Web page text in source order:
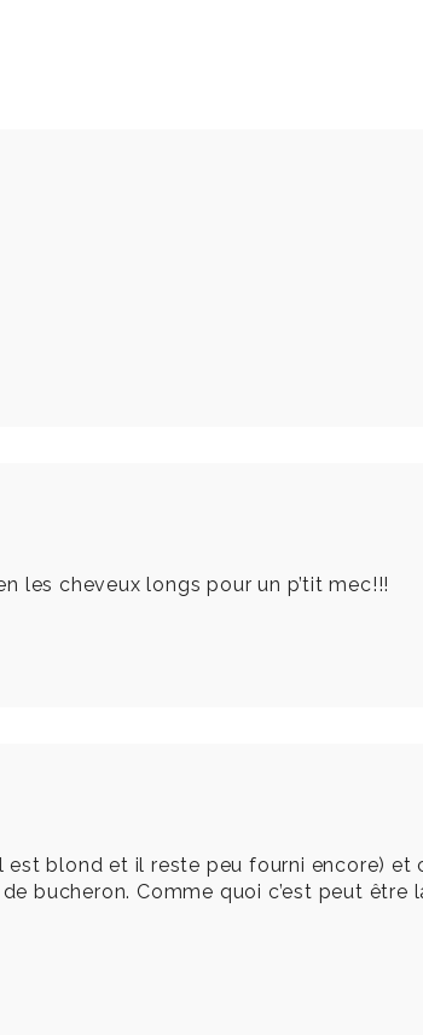
les cheveux longs pour un p’tit mec!!!
est blond et il reste peu fourni encore) et
bucheron. Comme quoi c’est peut être